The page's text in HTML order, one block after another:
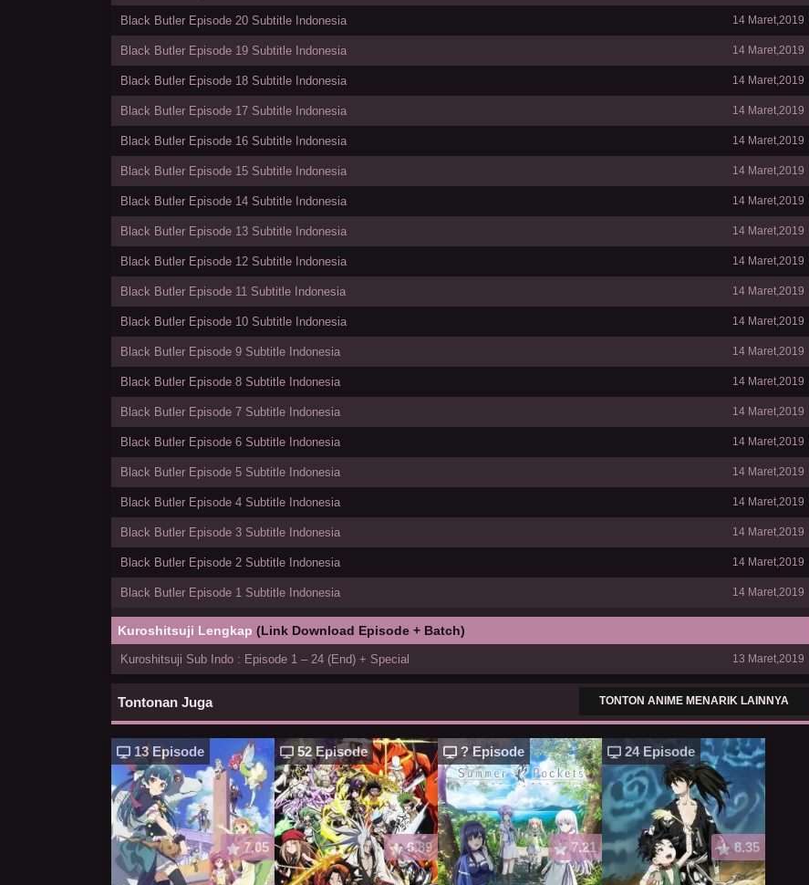
Black Butler Episode 20 Subtitle Indonesia 14 Maret,2019
Black Butler Episode 19 Subtitle Indonesia 14 Maret,2019
Black Butler Episode 18 Subtitle Indonesia 14 Maret,2019
Black Butler Episode 17 Subtitle Indonesia 14 Maret,2019
Black Butler Episode 16 Subtitle Indonesia 14 Maret,2019
Black Butler Episode 15 Subtitle Indonesia 14 Maret,2019
Black Butler Episode 14 Subtitle Indonesia 14 Maret,2019
Black Butler Episode 13 Subtitle Indonesia 14 Maret,2019
Black Butler Episode 12 Subtitle Indonesia 14 Maret,2019
Black Butler Episode 11 Subtitle Indonesia 14 Maret,2019
Black Butler Episode 10 Subtitle Indonesia 14 Maret,2019
Black Butler Episode 9 Subtitle Indonesia 14 Maret,2019
Black Butler Episode 8 Subtitle Indonesia 14 Maret,2019
Black Butler Episode 7 Subtitle Indonesia 14 Maret,2019
Black Butler Episode 6 Subtitle Indonesia 14 Maret,2019
Black Butler Episode 5 Subtitle Indonesia 14 Maret,2019
Black Butler Episode 4 Subtitle Indonesia 14 Maret,2019
Black Butler Episode 3 Subtitle Indonesia 14 Maret,2019
Black Butler Episode 2 Subtitle Indonesia 14 Maret,2019
Black Butler Episode 1 Subtitle Indonesia 14 Maret,2019
Kuroshitsuji Lengkap (Link Download Episode + Batch)
Kuroshitsuji Sub Indo : Episode 1 – 24 (End) + Special 13 Maret,2019
Tontonan Juga TONTON ANIME MENARIK LAINNYA
13 Episode
7.05
52 Episode
6.89
? Episode
7.21
24 Episode
8.35